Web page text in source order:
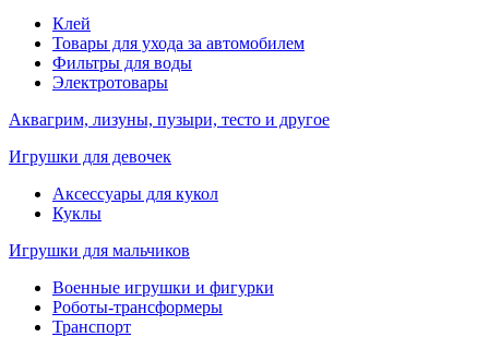
Клей
Товары для ухода за автомобилем
Фильтры для воды
Электротовары
Аквагрим, лизуны, пузыри, тесто и другое
Игрушки для девочек
Аксессуары для кукол
Куклы
Игрушки для мальчиков
Военные игрушки и фигурки
Роботы-трансформеры
Транспорт